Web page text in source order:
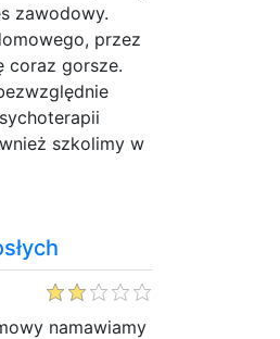
zawodowy.
przez
coraz gorsze.
szkolimy w
namawiamy